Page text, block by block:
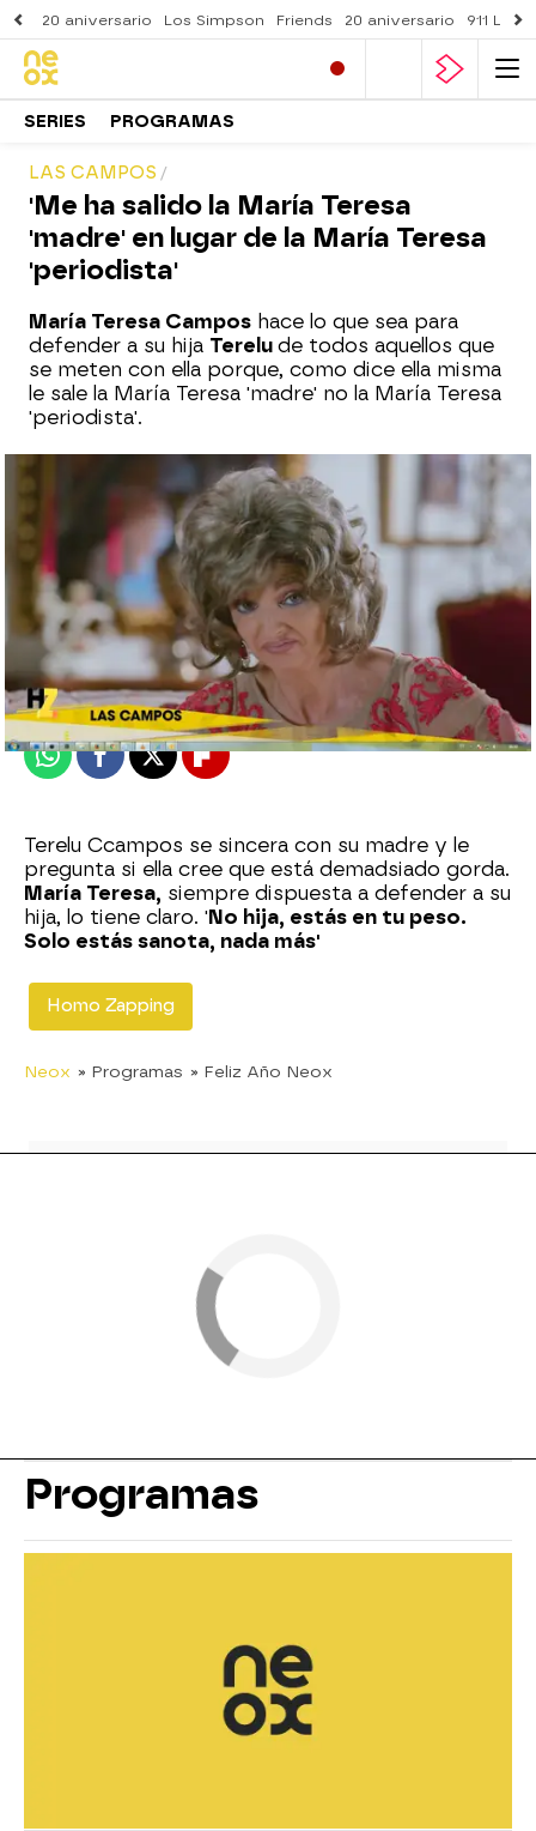
20 aniversario Los Simpson Friends 20 aniversario 911
SERIES PROGRAMAS
LAS CAMPOS
'Me ha salido la María Teresa
'madre' en lugar de la María Teresa
'periodista'
María Teresa Campos hace lo que sea para
defender a su hija Terelu de todos aquellos que
se meten con ella porque, como dice ella misma
le sale la María Teresa 'madre' no la María Teresa
'periodista'.
neox
Madrid
Publicado:07 de febrero de 2018, 16:33
WhatsappFacebook
X Flipboard
Terelu Ccampos se sincera con su madre y le
pregunta si ella cree que está demadsiado gorda.
María Teresa, siempre dispuesta a defender a su
hija, lo tiene claro. 'No hija, estás en tu peso.
Solo estás sanota, nada más'
Homo Zapping
Neox » Programas » Feliz Año Neox
Programas